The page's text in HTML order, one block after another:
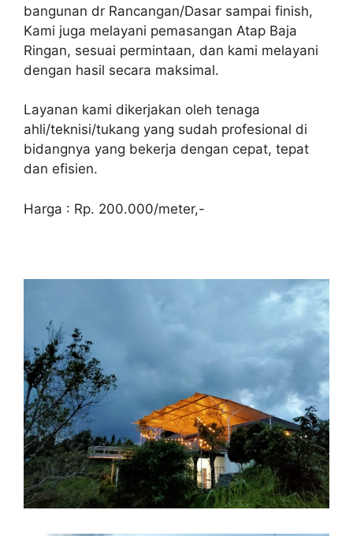
bangunan dr Rancangan/Dasar sampai finish,
Kami juga melayani pemasangan Atap Baja
Ringan, sesuai permintaan, dan kami melayani
dengan hasil secara maksimal.
Layanan kami dikerjakan oleh tenaga
ahli/teknisi/tukang yang sudah profesional di
bidangnya yang bekerja dengan cepat, tepat
dan efisien.
Harga : Rp. 200.000/meter,-